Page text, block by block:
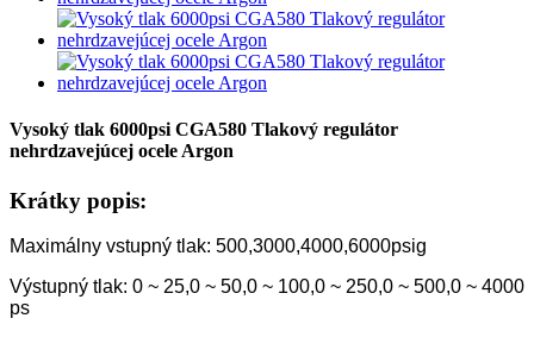
Vysoký tlak 6000psi CGA580 Tlakový regulátor
nehrdzavejúcej ocele Argon
Krátky popis:
Maximálny vstupný tlak: 500,3000,4000,6000psig
Výstupný tlak: 0 ~ 25,0 ~ 50,0 ~ 100,0 ~ 250,0 ~ 500,0 ~ 4000
ps